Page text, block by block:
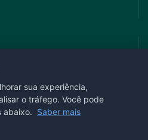
Centro CEP: 78.280-000 -
sua experiência,
o tráfego. Você pode
abaixo. Saber mais